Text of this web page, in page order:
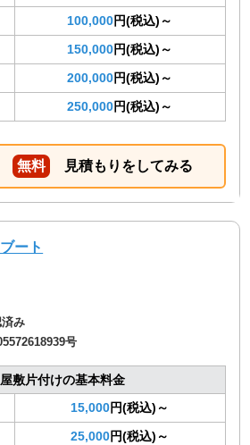
100,000円(税込)～
150,000円(税込)～
200,000円(税込)～
250,000円(税込)～
無料 見積もりをしてみる
ート
み
号
敷片付けの基本料金
15,000円(税込)～
25,000円(税込)～